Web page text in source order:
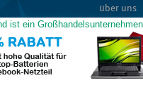
über uns
ist ein